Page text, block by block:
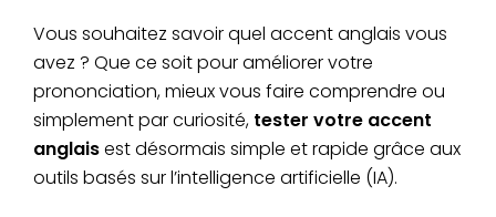
Vous souhaitez savoir quel accent anglais vous
avez ? Que ce soit pour améliorer votre
prononciation, mieux vous faire comprendre ou
simplement par curiosité, tester votre accent
anglaisest désormais simple et rapide grâce aux
outils basés sur l’intelligence artificielle (IA).